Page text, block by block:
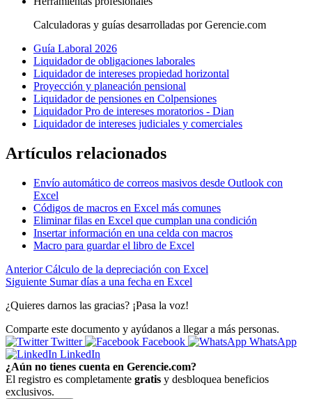
Calculadoras y guías desarrolladas por Gerencie.com
Guía Laboral 2026
Liquidador de obligaciones laborales
Liquidador de intereses propiedad horizontal
Proyección y planeación pensional
Liquidador de pensiones en Colpensiones
Liquidador Pro de intereses moratorios - Dian
Liquidador de intereses judiciales y comerciales
Artículos relacionados
Envío automático de correos masivos desde Outlook con
Excel
Códigos de macros en Excel más comunes
Eliminar filas en Excel que cumplan una condición
Insertar información en una celda con macros
Macro para guardar el libro de Excel
Anterior Cálculo de la depreciación con Excel
Siguiente Sumar días a una fecha en Excel
¿Quieres darnos las gracias? ¡Pasa la voz!
Comparte este documento y ayúdanos a llegar a más personas.
Twitter
Facebook
WhatsApp
LinkedIn
¿Aún no tienes cuenta en Gerencie.com?
El registro es completamente gratis y desbloquea beneficios
exclusivos.